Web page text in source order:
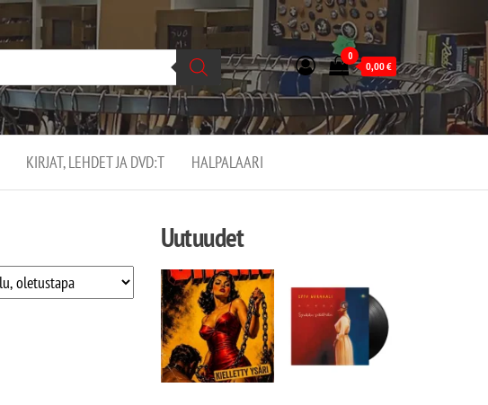
0
0,00€
KIRJAT, LEHDET JA DVD:T HALPALAARI
Uutuudet